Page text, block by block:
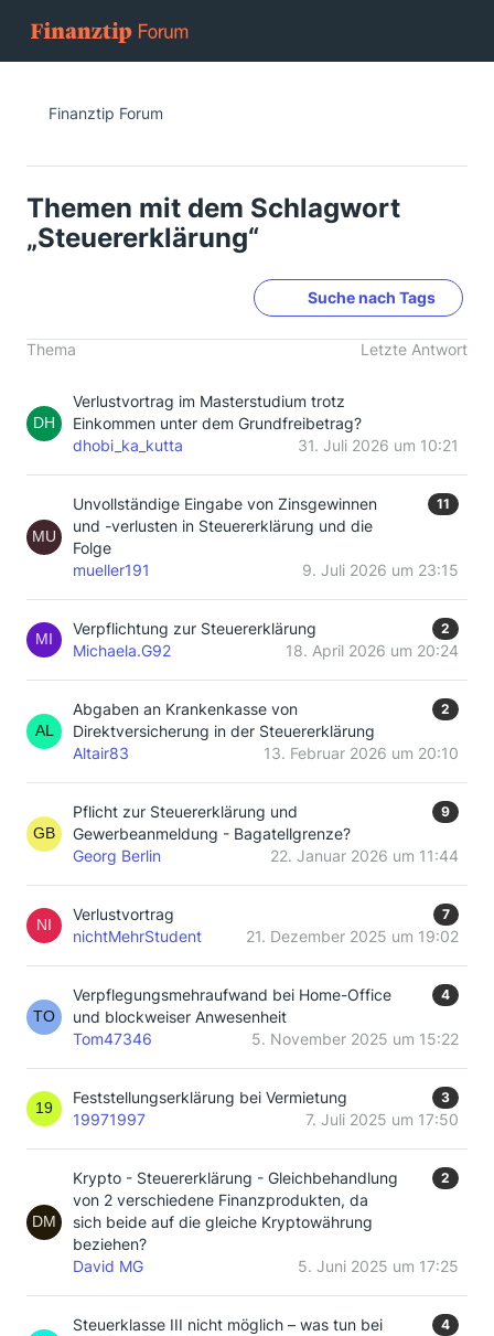
Finanztip Forum
Themen mit dem Schlagwort
„Steuererklärung“
Suche nach Tags
Thema Letzte Antwort
Verlustvortrag im Masterstudium trotz
Einkommen unter dem Grundfreibetrag?
dhobi_ka_kutta
31. Juli 2026 um 10:21
Unvollständige Eingabe von Zinsgewinnen
und -verlusten in Steuererklärung und die
Folge
11
mueller191 9. Juli 2026 um 23:15
Verpflichtung zur Steuererklärung 2
Michaela.G92 18. April 2026 um 20:24
Abgaben an Krankenkasse von
Direktversicherung in der Steuererklärung
2
Altair83 13. Februar 2026 um 20:10
Pflicht zur Steuererklärung und
Gewerbeanmeldung - Bagatellgrenze?
9
Georg Berlin 22. Januar 2026 um 11:44
Verlustvortrag 7
nichtMehrStudent 21. Dezember 2025 um 19:02
Verpflegungsmehraufwand bei Home-Office
und blockweiser Anwesenheit
4
Tom47346 5. November 2025 um 15:22
Feststellungserklärung bei Vermietung 3
19971997 7. Juli 2025 um 17:50
Krypto - Steuererklärung - Gleichbehandlung
von 2 verschiedene Finanzprodukten, da
sich beide auf die gleiche Kryptowährung
beziehen?
2
David MG 5. Juni 2025 um 17:25
Steuerklasse III nicht möglich – was tun bei
4